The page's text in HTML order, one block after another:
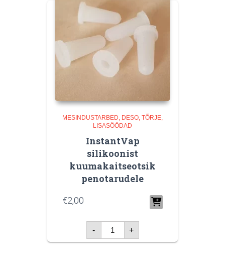
MESINDUSTARBED
DESO, TÕRJE,
LISASÖÖDAD
InstantVap
silikoonist
kuumakaitseotsik
penotarudele
€2,00
-
InstantVap
silikoonist
kuumakaitseotsik
penotarudele
+